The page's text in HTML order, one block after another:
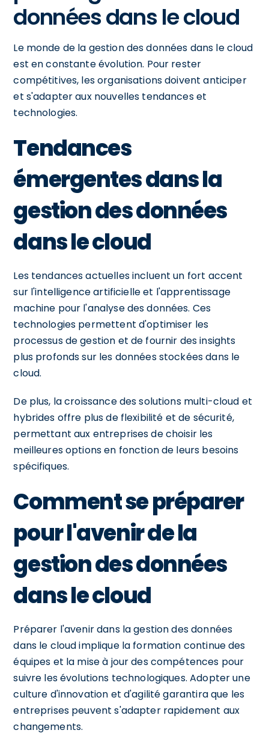
données dans le cloud
Le monde de la gestion des données dans le cloud
est en constante évolution. Pour rester
compétitives, les organisations doivent anticiper
et s'adapter aux nouvelles tendances et
technologies.
Tendances
émergentes dans la
gestion des données
dans le cloud
Les tendances actuelles incluent un fort accent
sur l'intelligence artificielle et l'apprentissage
machine pour l'analyse des données. Ces
technologies permettent d'optimiser les
processus de gestion et de fournir des insights
plus profonds sur les données stockées dans le
cloud.
De plus, la croissance des solutions multi-cloud et
hybrides offre plus de flexibilité et de sécurité,
permettant aux entreprises de choisir les
meilleures options en fonction de leurs besoins
spécifiques.
Comment se préparer
pour l'avenir de la
gestion des données
dans le cloud
Préparer l'avenir dans la gestion des données
dans le cloud implique la formation continue des
équipes et la mise à jour des compétences pour
suivre les évolutions technologiques. Adopter une
culture d'innovation et d'agilité garantira que les
entreprises peuvent s'adapter rapidement aux
changements.